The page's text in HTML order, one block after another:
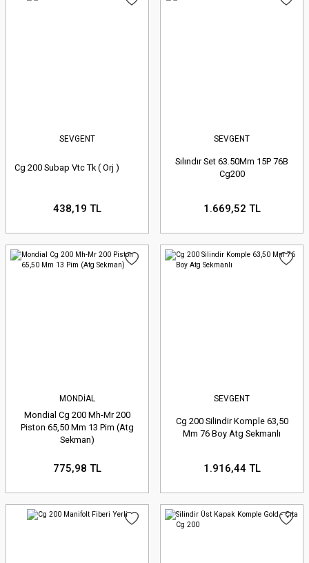
SEVGENT
Cg 200 Subap Vtc Tk ( Orj )
438,19 TL
SEVGENT
Sılındır Set 63.50Mm 15P 76B
Cg200
1.669,52 TL
MONDİAL
Mondial Cg 200 Mh-Mr 200
Piston 65,50 Mm 13 Pim (Atg
Sekman)
775,98 TL
SEVGENT
Cg 200 Silindir Komple 63,50
Mm 76 Boy Atg Sekmanlı
1.916,44 TL